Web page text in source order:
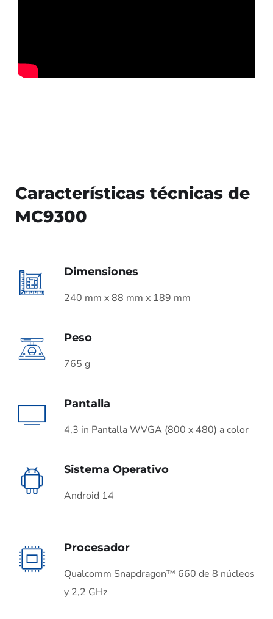
Características técnicas de
MC9300
Dimensiones
240 mm x 88 mm x 189 mm
Peso
765 g
Pantalla
4,3 in Pantalla WVGA (800 x 480) a color
Sistema Operativo
Android 14
Procesador
Qualcomm Snapdragon™ 660 de 8 núcleos
y 2,2 GHz